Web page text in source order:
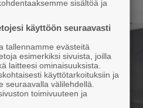
sisältöä ja
käyttöön seuraavasti
tallennamme evästeitä
esimerkiksi sivuista, joilla
laitteesi ominaisuuksista.
käyttötarkoituksiin ja
seuraavalla välilehdellä.
toimivuuteen ja